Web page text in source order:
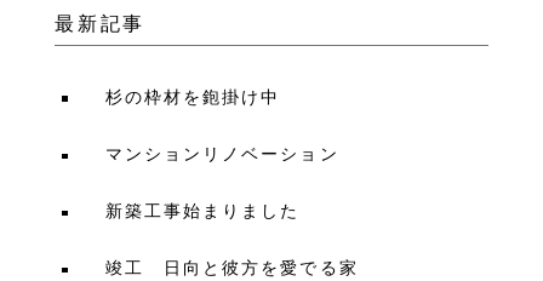
最新記事
杉の枠材を鉋掛け中
マンションリノベーション
新築工事始まりました
竣工 日向と彼方を愛でる家